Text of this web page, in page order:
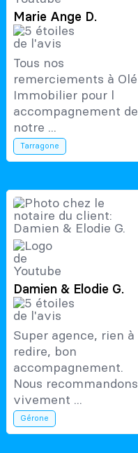
Marie Ange D.
Tous nos
remerciements à Olé
Immobilier pour l
accompagnement de
notre ...
Tarragone
Damien & Elodie G.
Super agence, rien à
redire, bon
accompagnement.
Nous recommandons
vivement ...
Gérone